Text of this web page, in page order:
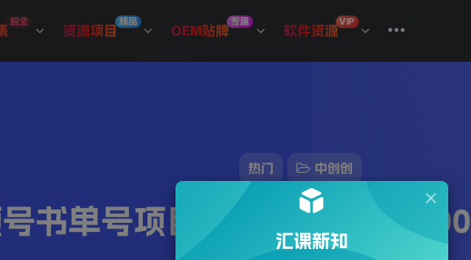
热门 中创创
书单号项目，一个视频赚
超全
资源项目
精品
OEM贴牌
专属
软件资源
VIP
汇课新知